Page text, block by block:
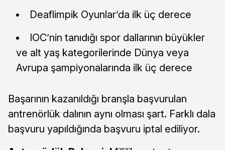
Deaflimpik Oyunlar’da ilk üç derece
IOC’nin tanıdığı spor dallarının büyükler
ve alt yaş kategorilerinde Dünya veya
Avrupa şampiyonalarında ilk üç derece
Başarının kazanıldığı branşla başvurulan
antrenörlük dalının aynı olması şart. Farklı dala
başvuru yapıldığında başvuru iptal ediliyor.